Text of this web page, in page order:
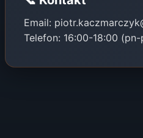
Email:
Telefon: 16:00-18:00 (pn-